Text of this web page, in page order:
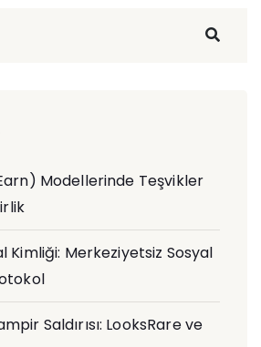
Modellerinde Teşvikler
Kimliği: Merkeziyetsiz Sosyal
Saldırısı: LooksRare ve